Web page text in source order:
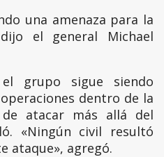
una amenaza para la
el general Michael
el grupo sigue siendo
dentro de la
atacar más allá del
«Ningún civil resultó
ataque», agregó.